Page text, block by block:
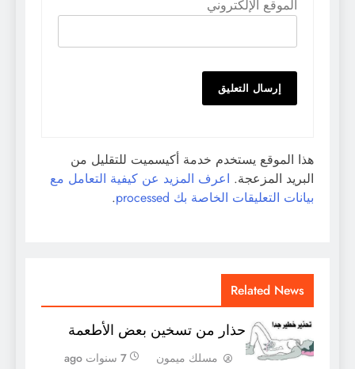
الموقع الإلكتروني
هذا الموقع يستخدم خدمة أكيسميت للتقليل من
البريد المزعجة. اعرف المزيد عن كيفية التعامل مع
بيانات التعليقات الخاصة بك processed
.
Related News
حذار من تسخين بعض الأطعمة
مسلك ميمون 7 سنوات ago